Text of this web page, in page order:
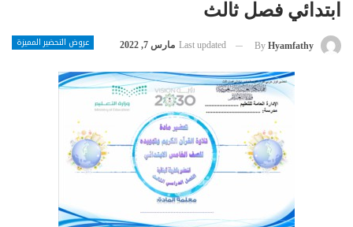
ابتدائي فصل ثالث
عروض التحضير المميزة By Hyamfathy
Last updated مارس 7, 2022